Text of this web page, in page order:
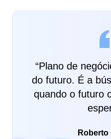
“Plano de
do futuro. É a
quando o futuro
Roberto